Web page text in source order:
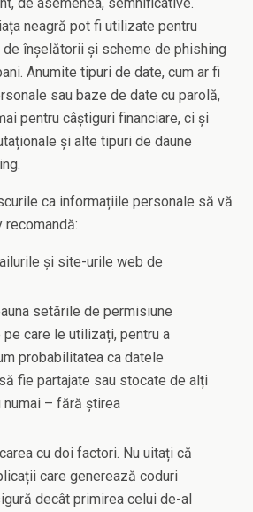
neagră pot fi utilizate pentru
înșelătorii și scheme de phishing
Anumite tipuri de date, cum ar fi
sau baze de date cu parolă,
pentru câștiguri financiare, ci și
și alte tipuri de daune
ca informațiile personale să vă
și site-urile web de
setările de permisiune
care le utilizați, pentru a
probabilitatea ca datele
fie partajate sau stocate de alți
– fără știrea
cu doi factori. Nu uitați că
care generează coduri
decât primirea celui de-al